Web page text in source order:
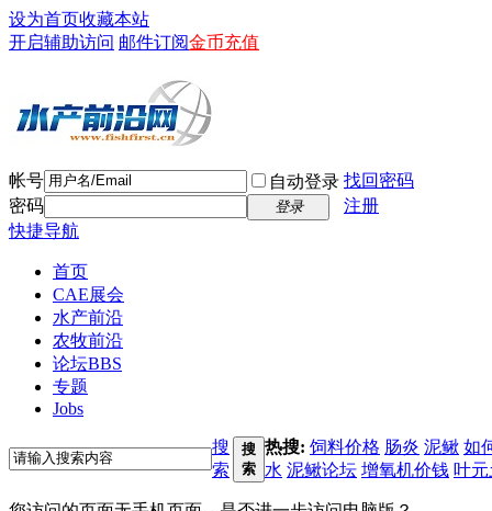
设为首页收藏本站
开启辅助访问 邮件订阅金币充值
帐号 自动登录 找回密码
密码
登录
注册
快捷导航
首页
CAE展会
水产前沿
农牧前沿
论坛BBS
专题
Jobs
搜
索
搜
索
热搜: 饲料价格 肠炎 泥鳅 如
水 泥鳅论坛 增氧机价钱 叶